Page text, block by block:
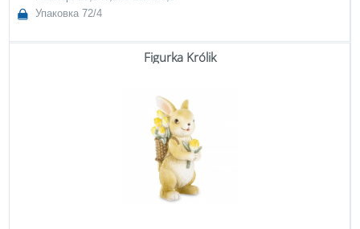
Упаковка 72/4
Figurka Królik